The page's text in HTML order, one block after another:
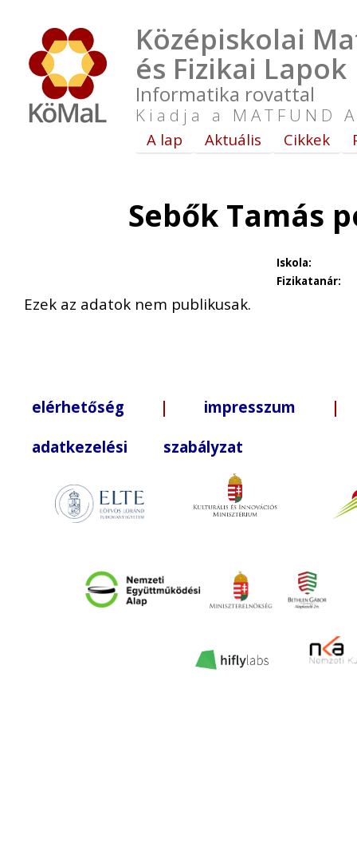
Középiskolai
és Fizikai Lapok
Informatika rovattal
Kiadja a MATFUND
A lap Aktuális Cikkek
Sebők Tamás
Iskola:
Fizikatanár:
Ezek az adatok nem publikusak.
elérhetőség | impresszum |
adatkezelési szabályzat